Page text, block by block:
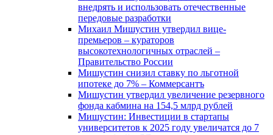
внедрять и использовать отечественные
передовые разработки
Михаил Мишустин утвердил вице-
премьеров – кураторов
высокотехнологичных отраслей –
Правительство России
Мишустин снизил ставку по льготной
ипотеке до 7% – Коммерсантъ
Мишустин утвердил увеличение резервного
фонда кабмина на 154,5 млрд рублей
Мишустин: Инвестиции в стартапы
университетов к 2025 году увеличатся до 7